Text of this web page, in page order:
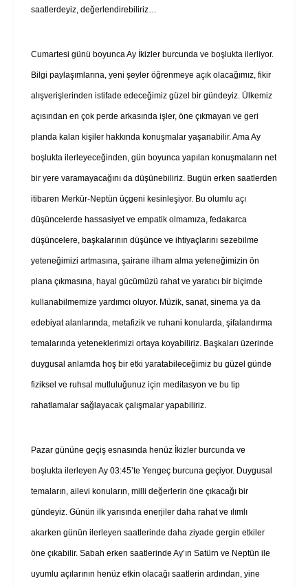
saatlerdeyiz, değerlendirebiliriz…
Cumartesi günü boyunca Ay İkizler burcunda ve boşlukta ilerliyor.
Bilgi paylaşımlarına, yeni şeyler öğrenmeye açık olacağımız, fikir
alışverişlerinden istifade edeceğimiz güzel bir gündeyiz. Ülkemiz
açısından en çok perde arkasında işler, öne çıkmayan ve geri
planda kalan kişiler hakkında konuşmalar yaşanabilir. Ama Ay
boşlukta ilerleyeceğinden, gün boyunca yapılan konuşmaların net
bir yere varamayacağını da düşünebiliriz. Bugün erken saatlerden
itibaren Merkür-Neptün üçgeni kesinleşiyor. Bu olumlu açı
düşüncelerde hassasiyet ve empatik olmamıza, fedakarca
düşüncelere, başkalarının düşünce ve ihtiyaçlarını sezebilme
yeteneğimizi artmasına, şairane ilham alma yeteneğimizin ön
plana çıkmasına, hayal gücümüzü rahat ve yaratıcı bir biçimde
kullanabilmemize yardımcı oluyor. Müzik, sanat, sinema ya da
edebiyat alanlarında, metafizik ve ruhani konularda, şifalandırma
temalarında yeteneklerimizi ortaya koyabiliriz. Başkaları üzerinde
duygusal anlamda hoş bir etki yaratabileceğimiz bu güzel günde
fiziksel ve ruhsal mutluluğunuz için meditasyon ve bu tip
rahatlamalar sağlayacak çalışmalar yapabiliriz.
Pazar gününe geçiş esnasında henüz İkizler burcunda ve
boşlukta ilerleyen Ay 03:45’te Yengeç burcuna geçiyor. Duygusal
temaların, ailevi konuların, milli değerlerin öne çıkacağı bir
gündeyiz. Günün ilk yarısında enerjiler daha rahat ve ılımlı
akarken günün ilerleyen saatlerinde daha ziyade gergin etkiler
öne çıkabilir. Sabah erken saatlerinde Ay’ın Satürn ve Neptün ile
uyumlu açılarının henüz etkin olacağı saatlerin ardından, yine